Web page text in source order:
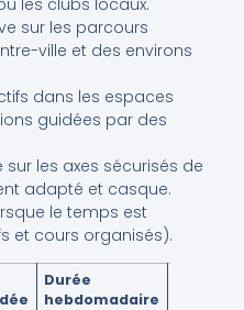
sur les parcours
ville et des environs
dans les espaces
guidées par des
les axes sécurisés de
adapté et casque.
le temps est
et cours organisés).
Durée
hebdomadaire